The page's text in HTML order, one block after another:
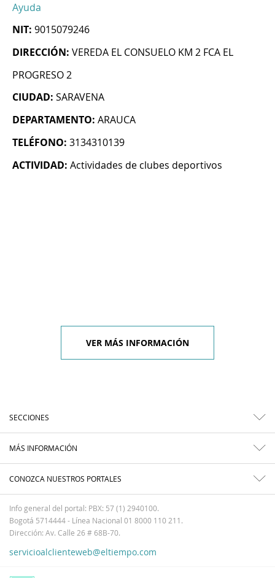
Ayuda
NIT: 9015079246
DIRECCIÓN: VEREDA EL CONSUELO KM 2 FCA EL
PROGRESO 2
CIUDAD: SARAVENA
DEPARTAMENTO: ARAUCA
TELÉFONO: 3134310139
ACTIVIDAD: Actividades de clubes deportivos
VER MÁS INFORMACIÓN
SECCIONES
MÁS INFORMACIÓN
CONOZCA NUESTROS PORTALES
Info general del portal: PBX: 57 (1) 2940100.
Bogotá 5714444 - Línea Nacional 01 8000 110 211.
Dirección: Av. Calle 26 # 68B-70.
servicioalclienteweb@eltiempo.com